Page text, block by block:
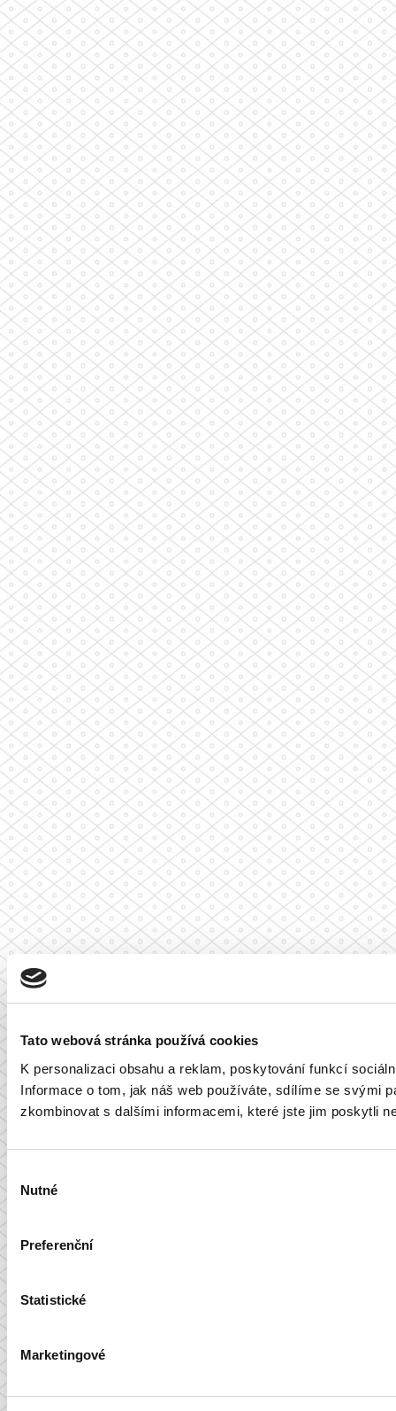
Tato webová stránka používá cookies
K personalizaci obsahu a reklam, poskytování funkcí
Informace o tom, jak náš web používáte, sdílíme se svými
zkombinovat s dalšími informacemi, které jste jim poskytli
souhlasu
Nutné
Preferenční
Statistické
Marketingové